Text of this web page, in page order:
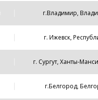
г.Владимир,
г. Ижевск,
г. Сургут, Ханты-
г.Белгород,